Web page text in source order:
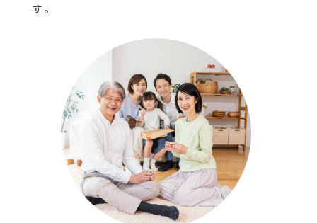
す 。